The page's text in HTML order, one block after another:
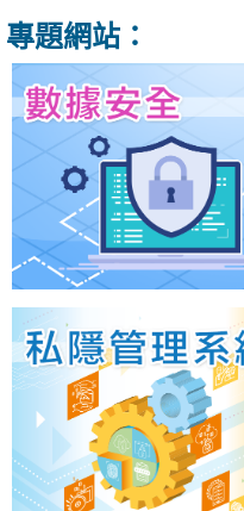
專題網站：